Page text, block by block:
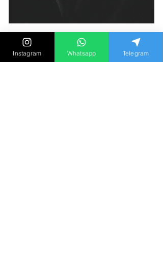
「如果同時愛上兩個人，請選
擇第二個？」心理學家談出軌
Instagram Whatsapp Telegram